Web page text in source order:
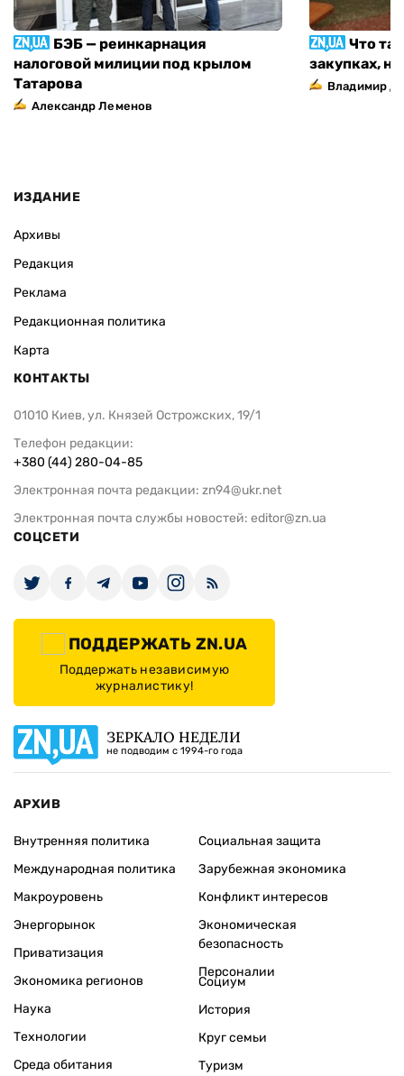
БЭБ — реинкарнация
налоговой милиции под крылом
Татарова
Александр Леменов
Что
закупках,
Владимир
ИЗДАНИЕ
Архивы
Редакция
Реклама
Редакционная политика
Карта
КОНТАКТЫ
01010 Киев, ул. Князей Острожских, 19/1
Телефон редакции:
+380 (44) 280-04-85
Электронная почта редакции: zn94@ukr.net
Электронная почта службы новостей: editor@zn.ua
СОЦСЕТИ
ПОДДЕРЖАТЬ ZN.UA
Поддержать независимую
журналистику!
ЗЕРКАЛО НЕДЕЛИ
не подводим с 1994-го года
АРХИВ
Внутренняя политика
Международная политика
Макроуровень
Энергорынок
Приватизация
Экономика регионов
Социальная защита
Зарубежная экономика
Конфликт интересов
Экономическая
безопасность
Персоналии
Наука
Технологии
Среда обитания
Социум
История
Круг семьи
Туризм